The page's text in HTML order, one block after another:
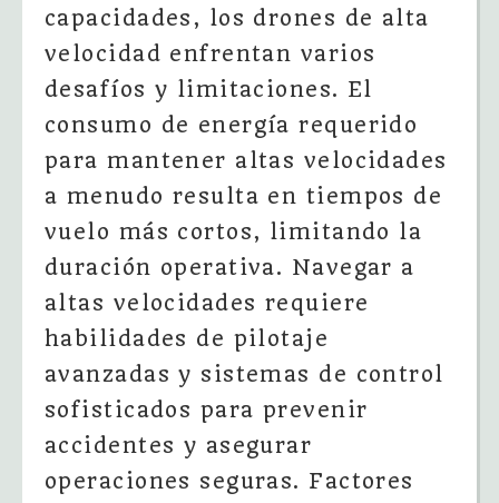
capacidades, los drones de alta
velocidad enfrentan varios
desafíos y limitaciones. El
consumo de energía requerido
para mantener altas velocidades
a menudo resulta en tiempos de
vuelo más cortos, limitando la
duración operativa. Navegar a
altas velocidades requiere
habilidades de pilotaje
avanzadas y sistemas de control
sofisticados para prevenir
accidentes y asegurar
operaciones seguras. Factores